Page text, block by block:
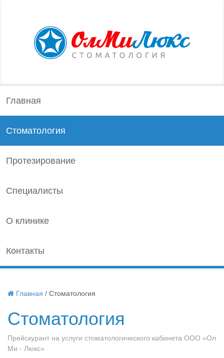
Главная
Стоматология
Протезирование
Специалисты
О клинике
Контакты
Главная / Стоматология
Стоматология
Прейскурант на услуги стоматологического кабинета ООО «Ол
Ми - Люкс»